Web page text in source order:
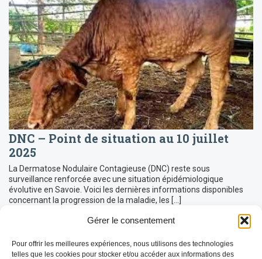
Gérer le consentement
Pour offrir les meilleures expériences, nous utilisons des technologies
telles que les cookies pour stocker et/ou accéder aux informations des
DNC – Point de situation au 10 juillet
2025
La Dermatose Nodulaire Contagieuse (DNC) reste sous
surveillance renforcée avec une situation épidémiologique
évolutive en Savoie. Voici les dernières informations disponibles
concernant la progression de la maladie, les […]
LIRE LA SUITE